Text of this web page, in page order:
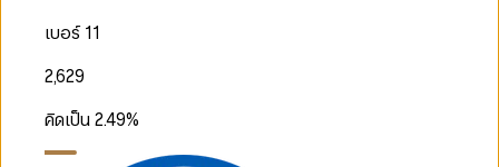
เบอร์ 11
2,629
คิดเป็น2.49%